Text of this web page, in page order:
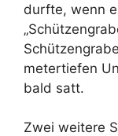
durfte, wenn
metertiefen
bald satt.
Zwei weitere